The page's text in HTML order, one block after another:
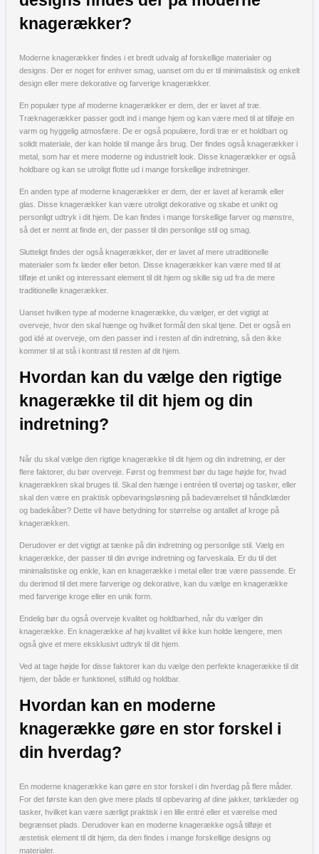
knagerækker?
Moderne knagerækker findes i et bredt udvalg af forskellige materialer og
designs. Der er noget for enhver smag, uanset om du er til minimalistisk og enkelt
design eller mere dekorative og farverige knagerækker.
En populær type af moderne knagerækker er dem, der er lavet af træ.
Træknagerækker passer godt ind i mange hjem og kan være med til at tilføje en
varm og hyggelig atmosfære. De er også populære, fordi træ er et holdbart og
solidt materiale, der kan holde til mange års brug. Der findes også knagerækker i
metal, som har et mere moderne og industrielt look. Disse knagerækker er også
holdbare og kan se utroligt flotte ud i mange forskellige indretninger.
En anden type af moderne knagerækker er dem, der er lavet af keramik eller
glas. Disse knagerækker kan være utroligt dekorative og skabe et unikt og
personligt udtryk i dit hjem. De kan findes i mange forskellige farver og mønstre,
så det er nemt at finde en, der passer til din personlige stil og smag.
Slutteligt findes der også knagerækker, der er lavet af mere utraditionelle
materialer som fx læder eller beton. Disse knagerækker kan være med til at
tilføje et unikt og interessant element til dit hjem og skille sig ud fra de mere
traditionelle knagerækker.
Uanset hvilken type af moderne knagerække, du vælger, er det vigtigt at
overveje, hvor den skal hænge og hvilket formål den skal tjene. Det er også en
god idé at overveje, om den passer ind i resten af din indretning, så den ikke
kommer til at stå i kontrast til resten af dit hjem.
Hvordan kan du vælge den rigtige
knagerække til dit hjem og din
indretning?
Når du skal vælge den rigtige knagerække til dit hjem og din indretning, er der
flere faktorer, du bør overveje. Først og fremmest bør du tage højde for, hvad
knagerækken skal bruges til. Skal den hænge i entréen til overtøj og tasker, eller
skal den være en praktisk opbevaringsløsning på badeværelset til håndklæder
og badekåber? Dette vil have betydning for størrelse og antallet af kroge på
knagerækken.
Derudover er det vigtigt at tænke på din indretning og personlige stil. Vælg en
knagerække, der passer til din øvrige indretning og farveskala. Er du til det
minimalistiske og enkle, kan en knagerække i metal eller træ være passende. Er
du derimod til det mere farverige og dekorative, kan du vælge en knagerække
med farverige kroge eller en unik form.
Endelig bør du også overveje kvalitet og holdbarhed, når du vælger din
knagerække. En knagerække af høj kvalitet vil ikke kun holde længere, men
også give et mere eksklusivt udtryk til dit hjem.
Ved at tage højde for disse faktorer kan du vælge den perfekte knagerække til dit
hjem, der både er funktionel, stilfuld og holdbar.
Hvordan kan en moderne
knagerække gøre en stor forskel i
din hverdag?
En moderne knagerække kan gøre en stor forskel i din hverdag på flere måder.
For det første kan den give mere plads til opbevaring af dine jakker, tørklæder og
tasker, hvilket kan være særligt praktisk i en lille entré eller et værelse med
begrænset plads. Derudover kan en moderne knagerække også tilføje et
æstetisk element til dit hjem, da den findes i mange forskellige designs og
materialer.